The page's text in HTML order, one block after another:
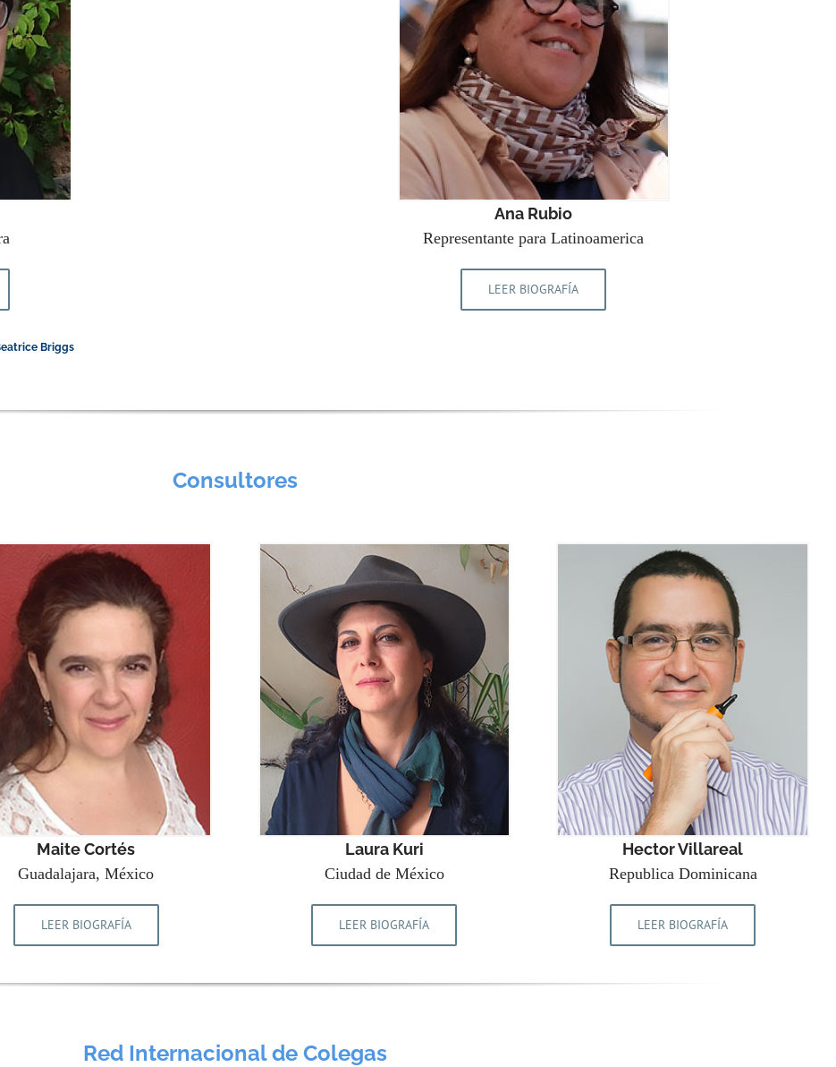
Briggs
Ana Rubio
Representante para Latinoamerica
LEER BIOGRAFÍA
Consultores
Maite Cortés
Guadalajara, México
LEER BIOGRAFÍA
Laura Kuri
Ciudad de México
LEER BIOGRAFÍA
Hector Villareal
Republica Dominicana
LEER BIOGRAFÍA
Red Internacional de Colegas